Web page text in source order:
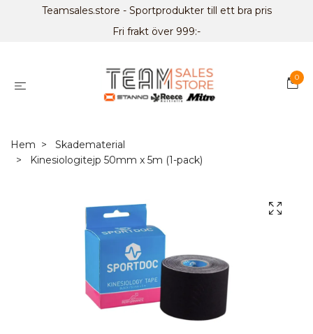
Teamsales.store - Sportprodukter till ett bra pris
Fri frakt över 999:-
0
Hem
Skadematerial
Kinesiologitejp 50mm x 5m (1-pack)